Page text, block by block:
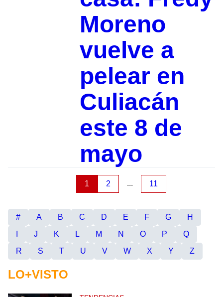
Moreno
vuelve a
pelear en
Culiacán
este 8 de
mayo
1 2 ... 11
# A B C D E F G
H
J K L M N O P
Q
R
S T U V W X Y Z
LO+VISTO